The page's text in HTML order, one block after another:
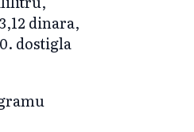
dinara,
dostigla